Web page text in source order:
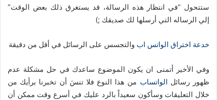
ستتحول “في انتظار هذه الرسالة، قد يستغرق ذلك بعض الوقت”
إلي الرساله التي أرسلها لك صديقك ;)
خدعة اختراق الواتس اب والتجسس على الرسائل في أقل من دقيقة
وفي الأخير أتمنى ان يكون الموضوع ساعدك في حل مشكلة عدم
ظهور رسائل الواتساب من هذا النوع فلا تنسَ أن تخبرنا برأيك من
خلال التعليقات وسأكون سعيداً بالرد عليك في أسرع وقت ممكن أن